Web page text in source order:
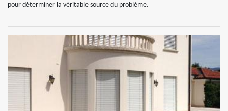
pour déterminer la véritable source du problème.